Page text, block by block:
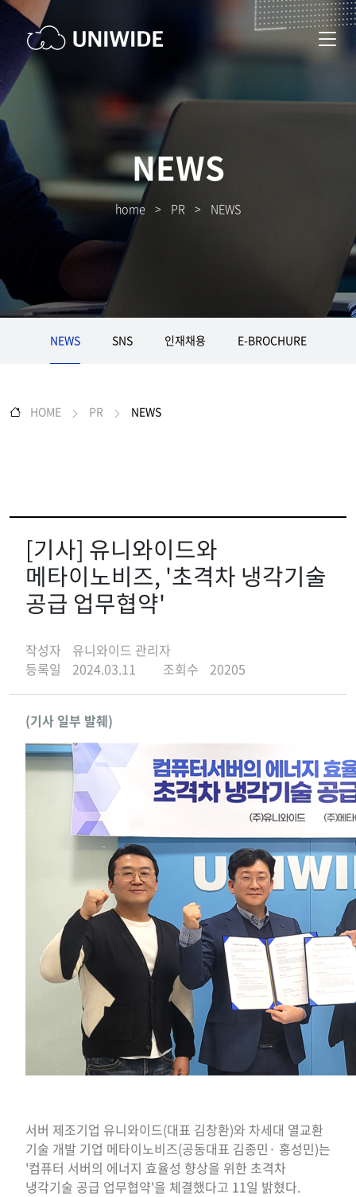
NEWS
home > PR > NEWS
NEWS SNS 인재채용 E-BROCHURE
HOME PR NEWS
[기사] 유니와이드와
메타이노비즈, '초격차 냉각기술
공급 업무협약'
작성자
유니와이드 관리자
등록일
2024.03.11 조회수 20205
(기사 일부 발췌)
서버 제조기업 유니와이드(대표 김창환)와 차세대 열교환
기술 개발 기업 메타이노비즈(공동대표 김종민· 홍성민)는
'컴퓨터 서버의 에너지 효율성 향상을 위한 초격차
냉각기술 공급 업무협약'을 체결했다고 11일 밝혔다.